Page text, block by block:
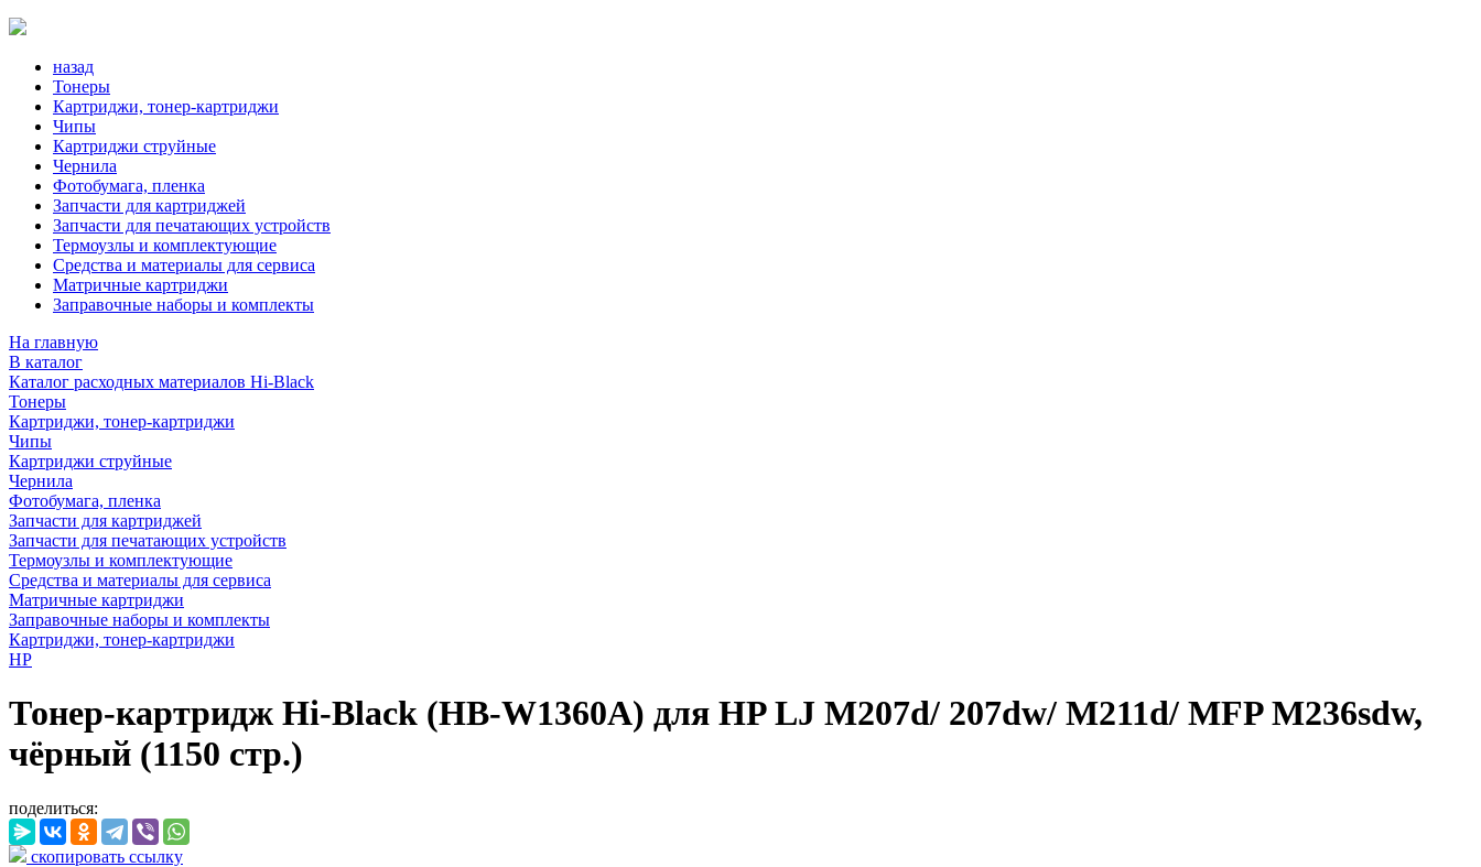
назад
Тонеры
Картриджи, тонер-картриджи
Чипы
Картриджи струйные
Чернила
Фотобумага, пленка
Запчасти для картриджей
Запчасти для печатающих устройств
Термоузлы и комплектующие
Средства и материалы для сервиса
Матричные картриджи
Заправочные наборы и комплекты
На главную
В каталог
Каталог расходных материалов Hi-Black
Тонеры
Картриджи, тонер-картриджи
Чипы
Картриджи струйные
Чернила
Фотобумага, пленка
Запчасти для картриджей
Запчасти для печатающих устройств
Термоузлы и комплектующие
Средства и материалы для сервиса
Матричные картриджи
Заправочные наборы и комплекты
Картриджи, тонер-картриджи
HP
Тонер-картридж Hi-Black (HB-W1360A) для HP LJ M207d/ 207dw/ M211d/ MFP M236sdw,
чёрный (1150 стр.)
поделиться:
скопировать ссылку